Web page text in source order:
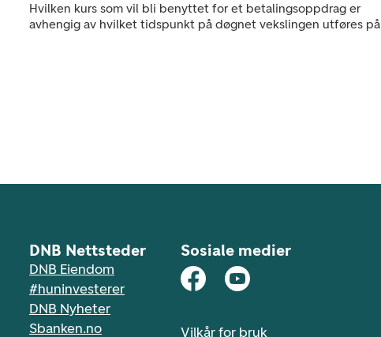
Hvilken kurs som vil bli benyttet for et betalingsoppdrag er
avhengig av hvilket tidspunkt på døgnet vekslingen utføres på
DNB Nettsteder
DNB Eiendom
#huninvesterer
DNB Nyheter
Sbanken.no
Sosiale medier
Vilkår for bruk